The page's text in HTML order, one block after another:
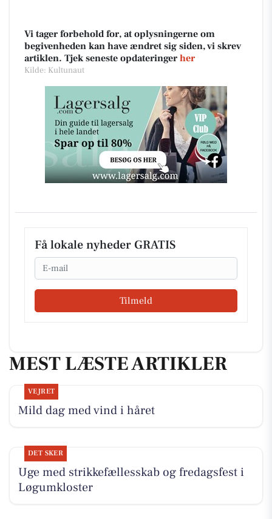
Vi tager forbehold for, at oplysningerne om
begivenheden kan have ændret sig siden, vi skrev
artiklen. Tjek seneste opdateringer her
Kilde: Kultunaut
Få lokale nyheder GRATIS
Email
Tilmeld
MEST LÆSTE ARTIKLER
VEJRET
Mild dag med vind i håret
DET SKER
Uge med strikkefællesskab og fredagsfest i
Løgumkloster